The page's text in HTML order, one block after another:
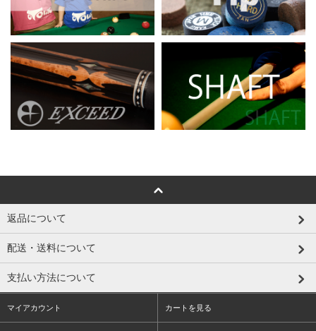
返品について
配送・送料について
支払い方法について
マイアカウント カートを見る